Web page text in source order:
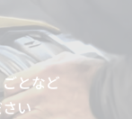
となど
い